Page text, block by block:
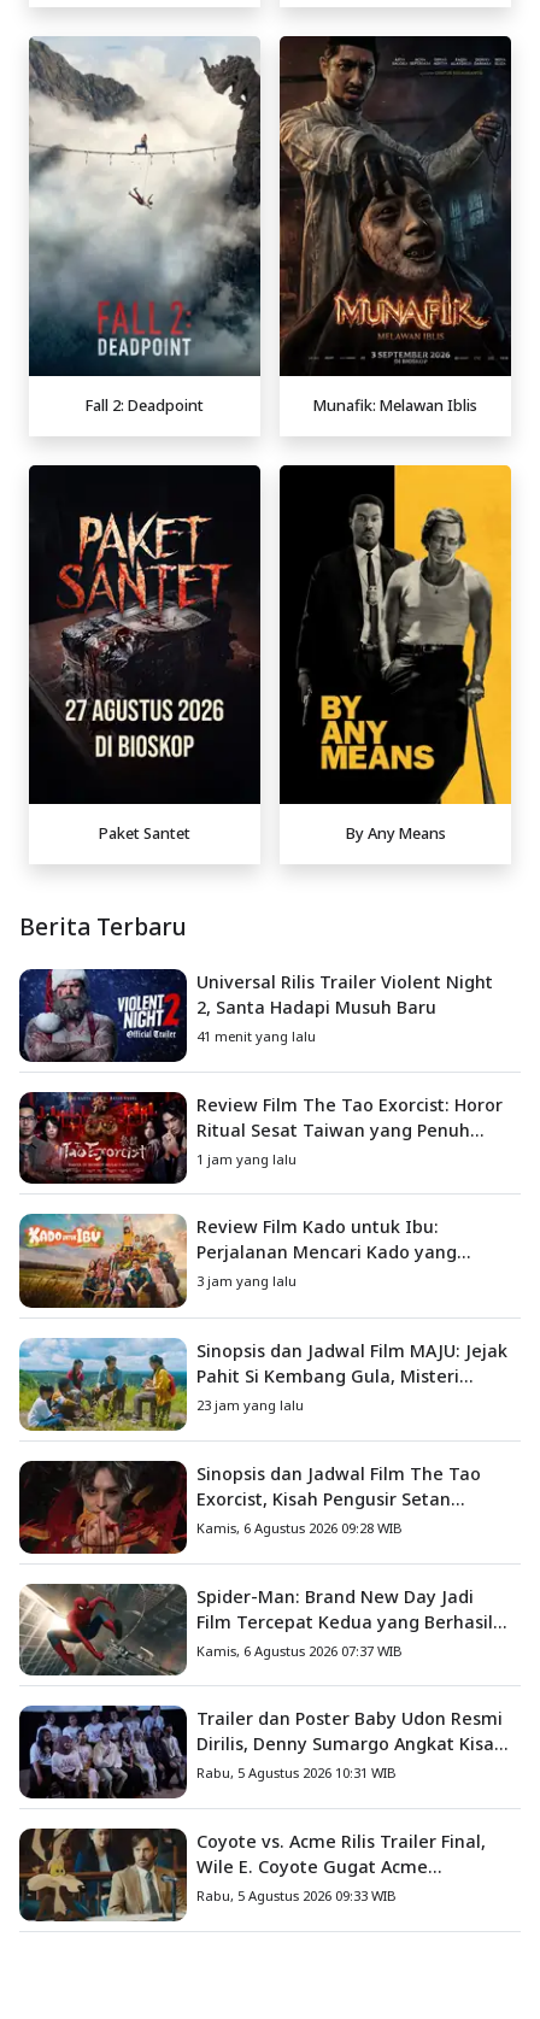
Fall 2: Deadpoint Munafik: Melawan Iblis
Paket Santet By Any Means
Berita Terbaru
Universal Rilis Trailer Violent Night
2, Santa Hadapi Musuh Baru
41 menit yang lalu
Review Film The Tao Exorcist: Horor
Ritual Sesat Taiwan yang Penuh
Misteri dan Teror Psikologis
1 jam yang lalu
Review Film Kado untuk Ibu:
Perjalanan Mencari Kado yang
Mengajarkan Arti Keluarga
3 jam yang lalu
Sinopsis dan Jadwal Film MAJU: Jejak
Pahit Si Kembang Gula, Misteri
Hilangnya Bagas di Lokasi Jambore
23 jam yang lalu
Sinopsis dan Jadwal Film The Tao
Exorcist, Kisah Pengusir Setan
Melawan Kutukan Mematikan
Kamis, 6 Agustus 2026 09:28 WIB
Spider-Man: Brand New Day Jadi
Film Tercepat Kedua yang Berhasil
Tembus US$1 Miliar
Kamis, 6 Agustus 2026 07:37 WIB
Trailer dan Poster Baby Udon Resmi
Dirilis, Denny Sumargo Angkat Kisah
Nyata Fanny Kondoh
Rabu, 5 Agustus 2026 10:31 WIB
Coyote vs. Acme Rilis Trailer Final,
Wile E. Coyote Gugat Acme
Corporation ke Pengadilan
Rabu, 5 Agustus 2026 09:33 WIB